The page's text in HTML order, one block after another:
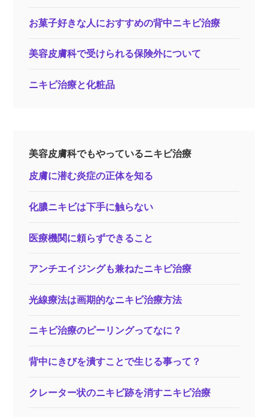
お菓子好きな人におすすめの背中ニキビ治療
美容皮膚科で受けられる保険外について
ニキビ治療と化粧品
美容皮膚科でもやっているニキビ治療
皮膚に潜む炎症の正体を知る
化膿ニキビは下手に触らない
医療機関に頼らずできること
アンチエイジングも兼ねたニキビ治療
光線療法は画期的なニキビ治療方法
ニキビ治療のピーリングってなに？
背中にきびを潰すことで生じる事って？
クレーター状のニキビ跡を消すニキビ治療